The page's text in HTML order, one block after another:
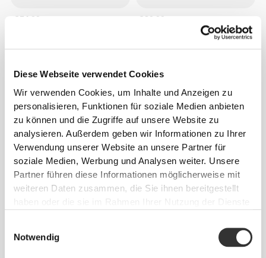
Diese Webseite verwendet Cookies
Wir verwenden Cookies, um Inhalte und Anzeigen zu
personalisieren, Funktionen für soziale Medien anbieten
zu können und die Zugriffe auf unsere Website zu
analysieren. Außerdem geben wir Informationen zu Ihrer
Verwendung unserer Website an unsere Partner für
soziale Medien, Werbung und Analysen weiter. Unsere
Partner führen diese Informationen möglicherweise mit
weiteren Daten zusammen, die Sie ihnen bereitgestellt
Notwendig
€54.99
€39.99
Clear Whey Isolate - Peach
€12.99
Collagen + Magnesium 180
1 KAUFEN, 1 GRATIS DAZU
€19.99
Zero Protein Bar - Niedriger